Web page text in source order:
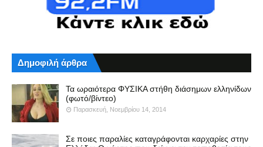
Δημοφιλή άρθρα
Τα ωραιότερα ΦΥΣΙΚΑ στήθη διάσημων ελληνίδων
(φωτό/βίντεο)
Παρασκευή, Νοεμβρίου 14, 2014
Σε ποιες παραλίες καταγράφονται καρχαρίες στην